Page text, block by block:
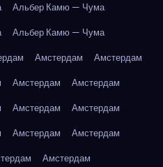
Альбер Камю — Чума
Альбер Камю — Чума
Амстердам
Амстердам
Амстердам
Амстердам
Амстердам
Амстердам
Амстердам
Амстердам
Амстердам